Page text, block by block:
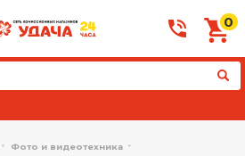
0
Фото и видеотехника